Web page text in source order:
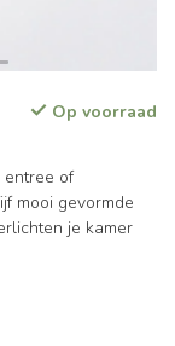
Op voorraad
of
mooi gevormde
je kamer